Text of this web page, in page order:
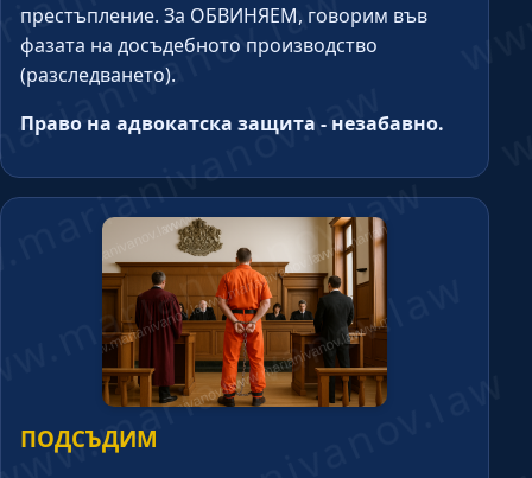
престъпление. За ОБВИНЯЕМ, говорим във
фазата на досъдебното производство
(разследването).
Право на адвокатска защита - незабавно.
ПОДСЪДИМ